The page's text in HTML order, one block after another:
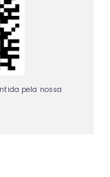
pela nossa